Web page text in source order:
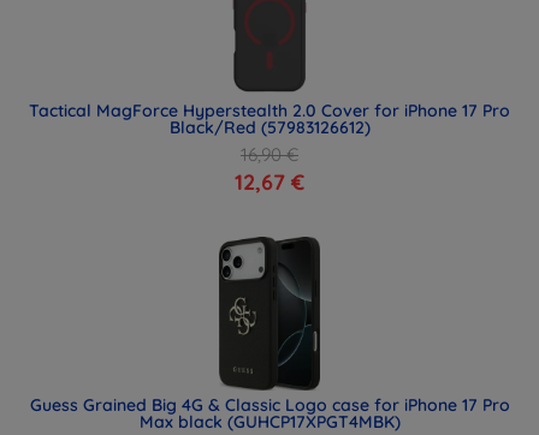
Tactical MagForce Hyperstealth 2.0 Cover for iPhone 17 Pro
Black/Red (57983126612)
16,90 €
12,67 €
Guess Grained Big 4G & Classic Logo case for iPhone 17 Pro
Max black (GUHCP17XPGT4MBK)